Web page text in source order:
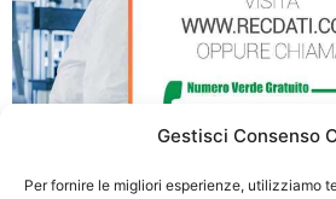
Gestisci Consenso
Per fornire le migliori esperienze, utilizziamo